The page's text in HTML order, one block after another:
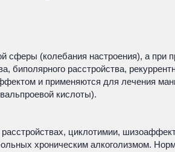
сферы (колебания настроения), а при
расстройства,
и применяются для лечения
кислоты).
циклотимии,
хроническим алкоголизмом.